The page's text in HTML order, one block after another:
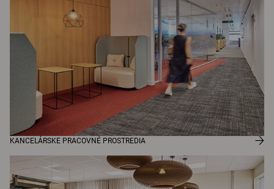
KANCELÁRSKE PRACOVNÉ PROSTREDIA